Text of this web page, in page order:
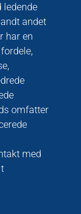
ledende
andet
har en
omfatter
med